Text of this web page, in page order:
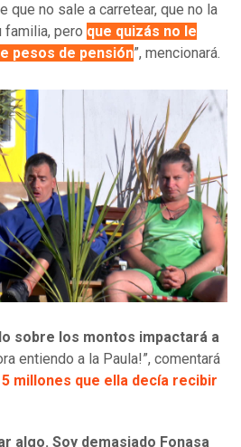
que no sale a carretear, que no la
familia, pero que quizás no le
pesos de pensión”, mencionará.
sobre los montos impactará a
entiendo a la Paula!”, comentará
millones que ella decía recibir
algo. Soy demasiado Fonasa